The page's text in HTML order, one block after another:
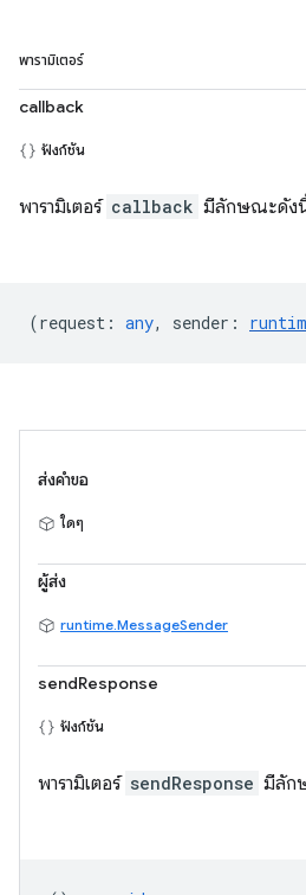
พารามิเตอร์
callback
ฟังก์ชัน
พารามิเตอร์ callback มีลักษณะดัง
(request : any, sender :
ส่งคำขอ
ใดๆ
ผู้ส่ง
runtime.MessageSender
sendResponse
ฟังก์ชัน
พารามิเตอร์ sendResponse มีลัก